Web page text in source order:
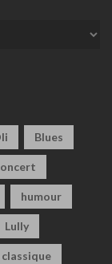
Blues
humour
Lully